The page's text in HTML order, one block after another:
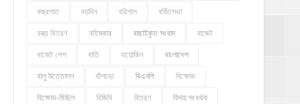
বজ্রপাত বড়দিন বরিশাল বর্ধিতসভা
বস্ত্র বিতরণ বহিষ্কার বাছাইকৃত সংবাদ বাজেট
বাজেট পেশ বাতি বায়োজিন বাংলাদেশ
বালু উত্তোলন বাঁশচড়া বিএনপি বিক্ষোভ
বিক্ষোভ-মিছিল বিজিবি বিতরণ বিদায় সংবর্ধনা